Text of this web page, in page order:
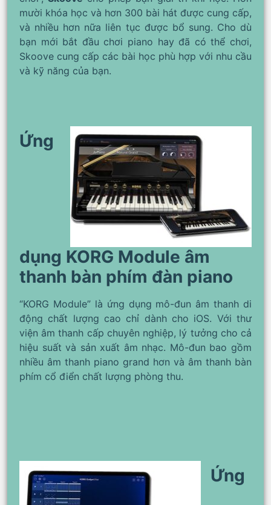
mười khóa học và hơn 300 bài hát được cung cấp,
và nhiều hơn nữa liên tục được bổ sung. Cho dù
bạn mới bắt đầu chơi piano hay đã có thể chơi,
Skoove cung cấp các bài học phù hợp với nhu cầu
và kỹ năng của bạn.
Ứng
dụng KORG Module âm
thanh bàn phím đàn piano
“KORG Module” là ứng dụng mô-đun âm thanh di
động chất lượng cao chỉ dành cho iOS. Với thư
viện âm thanh cấp chuyên nghiệp, lý tưởng cho cả
hiệu suất và sản xuất âm nhạc. Mô-đun bao gồm
nhiều âm thanh piano grand hơn và âm thanh bàn
phím cổ điển chất lượng phòng thu.
Ứng